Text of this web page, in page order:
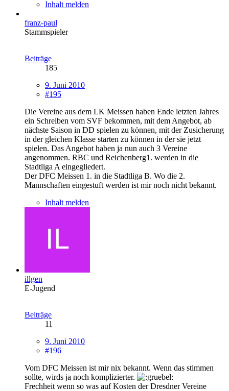
Inhalt melden
franz-paul
Stammspieler
Beiträge
185
9. Juni 2010
#195
Die Vereine aus dem LK Meissen haben Ende letzten Jahres
ein Schreiben vom SVF bekommen, mit dem Angebot, ab
nächste Saison in DD spielen zu können, mit der Zusicherung
in der gleichen Klasse starten zu können in der sie jetzt
spielen. Das Angebot haben ja nun auch 3 Vereine
angenommen. RBC und Reichenberg1. werden in die
Stadtliga A eingegliedert.
Der DFC Meissen 1. in die Stadtliga B. Wo die 2.
Mannschaften eingestuft werden ist mir noch nicht bekannt.
Inhalt melden
illgen
E-Jugend
Beiträge
11
9. Juni 2010
#196
Vom DFC Meissen ist mir nix bekannt. Wenn das stimmen
sollte, wirds ja noch komplizierter.
Frechheit wenn so was auf Kosten der Dresdner Vereine